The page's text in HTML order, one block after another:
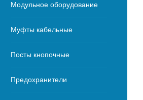
Модульное оборудование
Муфты кабельные
Посты кнопочные
Предохранители